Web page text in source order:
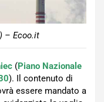
– Ecoo.it
(Piano Nazionale
). Il contenuto di
essere mandato a